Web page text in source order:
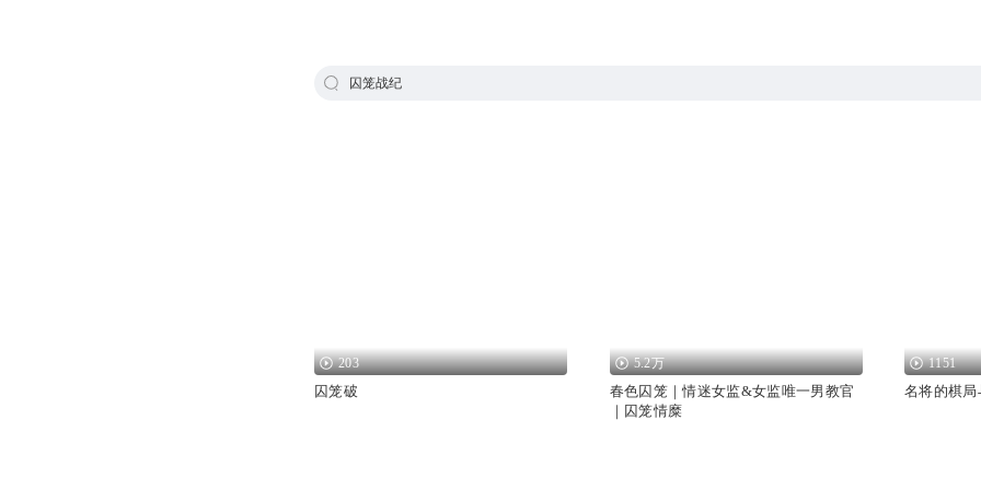
囚笼战纪
203
囚笼破
5.2万
春色囚笼｜情迷女监&女监唯一男教官
｜囚笼情糜
1151
名将的棋局